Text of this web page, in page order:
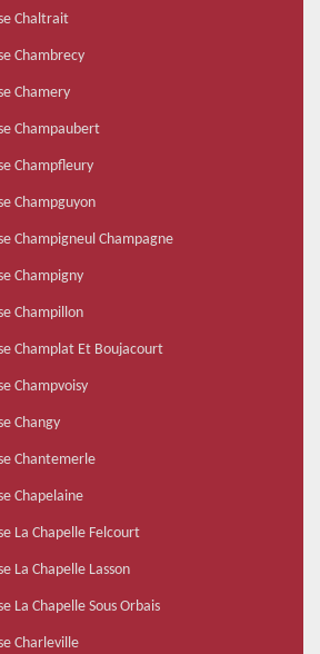
Chaltrait
Chambrecy
Chamery
Champaubert
Champfleury
Champguyon
Champigneul Champagne
Champigny
Champillon
Champlat Et Boujacourt
Champvoisy
Changy
Chantemerle
Chapelaine
La Chapelle Felcourt
La Chapelle Lasson
La Chapelle Sous Orbais
Charleville